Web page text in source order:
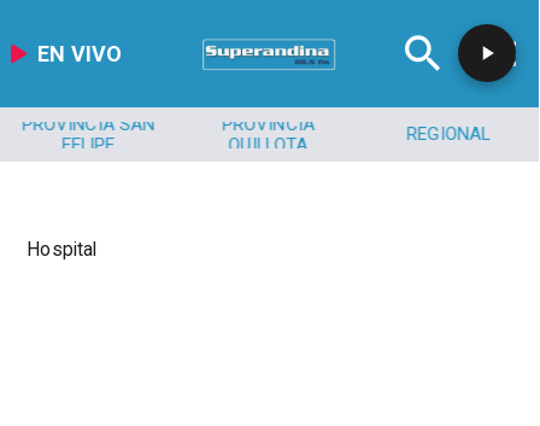
EN VIVO
PROVINCIA SAN
FELIPE
PROVINCIA
QUILLOTA
REGIONAL
Hospital